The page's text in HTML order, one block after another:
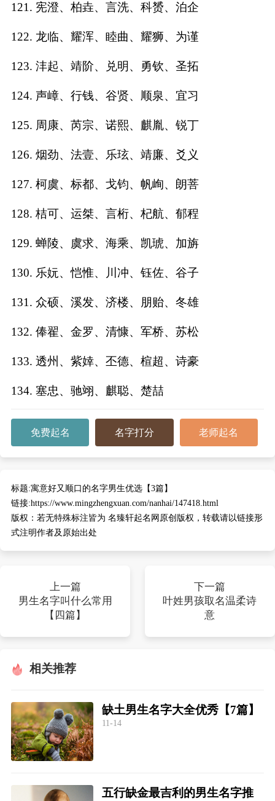
121. 宪澄、柏垚、言洗、科赟、泊企
122. 龙临、耀浑、睦曲、耀狮、为谨
123. 沣起、靖阶、兑明、勇钦、圣拓
124. 声嶂、行钱、谷贤、顺泉、宜习
125. 周康、芮宗、诺熙、麒胤、锐丁
126. 烟劲、法壹、乐玹、靖廉、爻义
127. 柯虞、标都、戈钧、帆峋、朗菩
128. 桔可、运桀、言桁、杞航、郁程
129. 蝉陵、虞求、海乘、凯琥、加旃
130. 乐妧、恺惟、川冲、钰佐、谷子
131. 众硕、溪发、济楼、朋贻、冬雄
132. 俸翟、金罗、清慷、军桥、苏松
133. 透州、紫婞、丕德、楦超、诗豪
134. 塞忠、驰翊、麒聪、楚喆
免费起名 名字打分 老师起名
标题:寓意好又顺口的名字男生优选【3篇】
链接:https://www.mingzhengxuan.com/nanhai/147418.html
版权： 若无特殊标注皆为 名臻轩起名网原创版权，转载请以链接形
式注明作者及原始出处
上一篇
男生名字叫什么常用
【四篇】
下一篇
叶姓男孩取名温柔诗
意
相关推荐
缺土男生名字大全优秀【7篇】
11-14
五行缺金最吉利的男生名字推